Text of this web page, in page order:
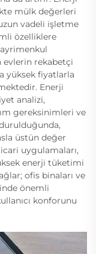
mülk değerleri
vadeli işletme
özelliklere
evlerin rekabetçi
yüksek fiyatlarla
Enerji
analizi,
gereksinimleri ve
üstün değer
uygulamaları,
enerji tüketimi
ofis binaları ve
önemli
konforunu